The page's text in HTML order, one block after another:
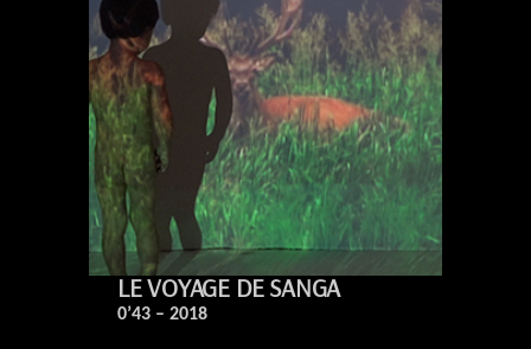
LE VOYAGE DE SANGA
0’43 – 2018